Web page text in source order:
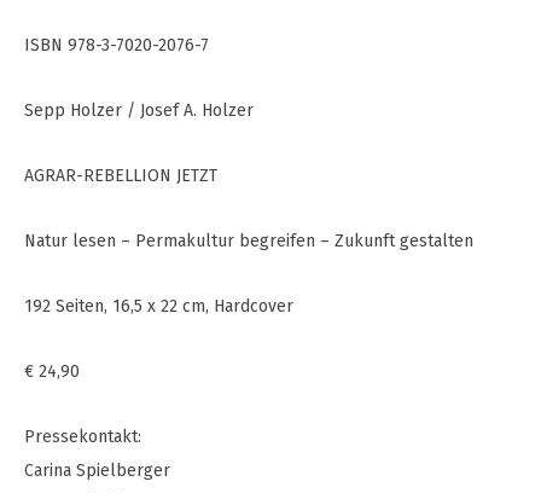
ISBN 978-3-7020-2076-7
Sepp Holzer / Josef A. Holzer
AGRAR-REBELLION JETZT
Natur lesen – Permakultur begreifen – Zukunft gestalten
192 Seiten, 16,5 x 22 cm, Hardcover
€ 24,90
Pressekontakt:
Carina Spielberger